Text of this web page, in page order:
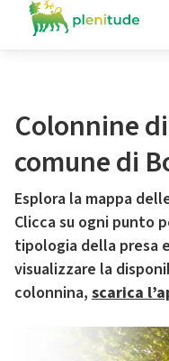
Colonnine
comune di
Esplora la mappa
Clicca su ogni punto
tipologia della presa
visualizzare la
colonnina, scarica